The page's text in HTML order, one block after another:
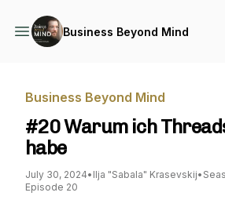
Business Beyond Mind
Business Beyond Mind
#20 Warum ich
habe
July 30, 2024• Ilja "Sabala" Krasevskij•
Episode 20